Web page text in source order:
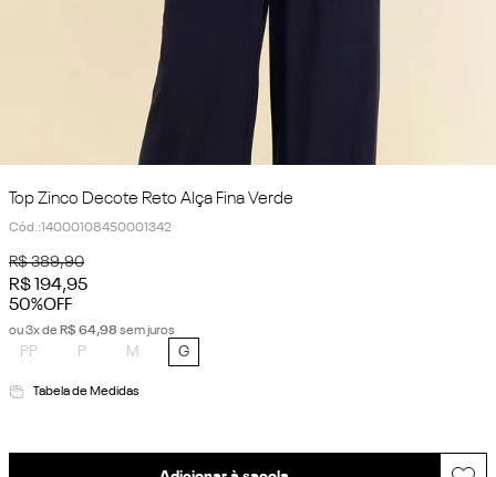
Top Zinco Decote Reto Alça Fina Verde
Cód.:14000108450001342
R$ 389,90
R$ 194,95
50%OFF
ou3x de R$ 64,98 sem juros
PP P M G
Tabela de Medidas